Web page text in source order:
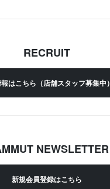
RECRUIT
はこちら（店舗スタッフ募集中）
NEWSLETTER
新規会員登録はこちら